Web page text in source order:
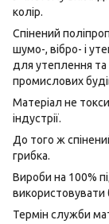
колір.
Спінений
шумо-, вібро- і
для утеплення та
промислових
Матеріал не
індустрії.
До того ж
грибка.
Вироби на 100%
використовувати
Термін служби